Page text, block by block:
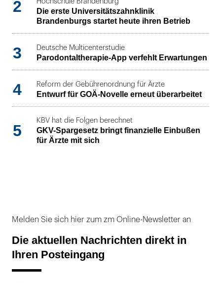
2
Die erste Universitätszahnklinik
Brandenburgs startet heute ihren Betrieb
3 Deutsche Multicenterstudie
Parodontaltherapie-App verfehlt Erwartungen
4 Reform der Gebührenordnung für Ärzte
Entwurf für GOÄ-Novelle erneut überarbeitet
5
KBV hat die Folgen berechnet
GKV-Spargesetz bringt finanzielle Einbußen
für Ärzte mit sich
Melden Sie sich hier zum zm Online-Newsletter an
Die aktuellen Nachrichten direkt in
Ihren Posteingang